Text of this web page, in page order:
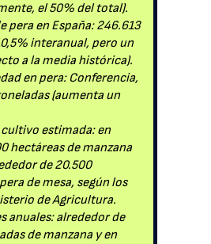
el 50% del total).
pera en España: 246.613
interanual, pero un
a la media histórica).
en pera: Conferencia,
(aumenta un
estimada: en
hectáreas de manzana
de 20.500
de mesa, según los
de Agricultura.
anuales: alrededor de
de manzana y en